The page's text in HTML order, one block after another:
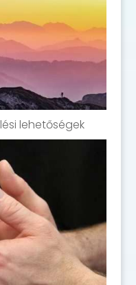
lehetőségek